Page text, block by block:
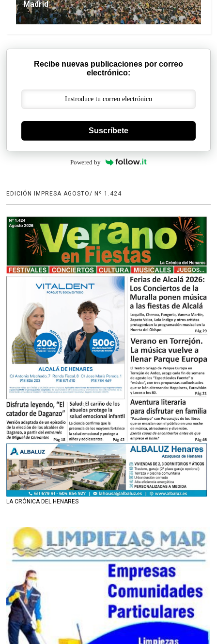
Madrid
Recibe nuevas publicaciones por correo
electrónico:
Suscríbete
Powered by
EDICIÓN IMPRESA AGOSTO/ Nº 1.424
LA CRÓNICA DEL HENARES